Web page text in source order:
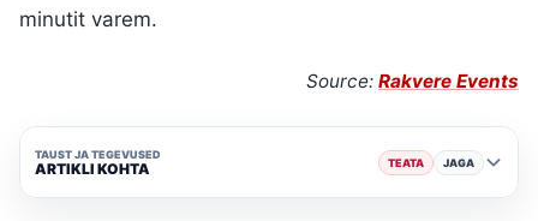
minutit varem.
Source: Rakvere Events
TAUST JA TEGEVUSED
ARTIKLI KOHTA TEATA JAGA